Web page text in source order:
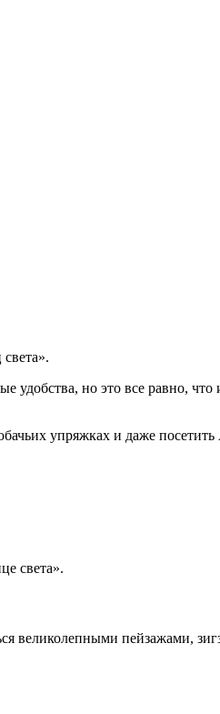
но это все равно, что
упряжках и даже
света».
великолепными пейзажами,